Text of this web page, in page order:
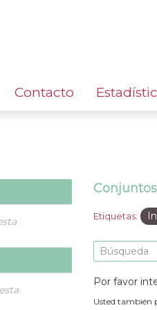
Contacto
Etiquetas:
Por favor
Usted también